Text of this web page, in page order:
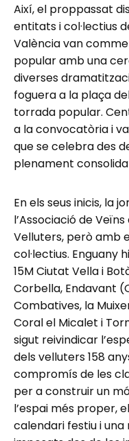
Així, el proppassat
entitats i col·lectius
València van
popular amb una
diverses
foguera a la plaça
torrada popular.
a la convocatòria i
que se celebra des
plenament
En els seus inicis, la
l’Associació de
Velluters, però amb
col·lectius. Enguany
15M Ciutat Vella i
Corbella, Endavant
Combatives, la
Coral el Micalet i
sigut reivindicar
dels velluters 158
compromís de les
per a construir un
l’espai més proper,
calendari festiu i